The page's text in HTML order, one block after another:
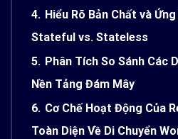
4. Hiểu Rõ Bản Chất và
Stateful vs. Stateless
5. Phân Tích So Sánh Các
Nền Tảng Đám Mây
6. Cơ Chế Hoạt Động Của
Toàn Diện Về Di Chuyển